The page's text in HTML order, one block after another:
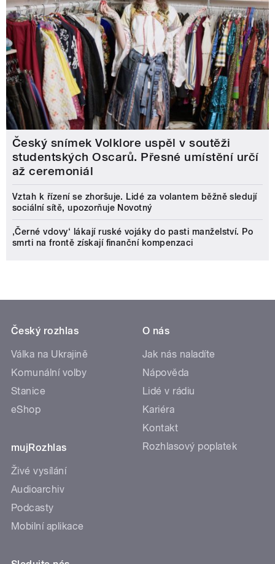
Český snímek Volklore uspěl v soutěži
studentských Oscarů. Přesné umístění určí
až ceremoniál
Vztah k řízení se zhoršuje. Lidé za volantem běžně sledují
sociální sítě, upozorňuje Novotný
‚Černé vdovy‘ lákají ruské vojáky do pasti manželství. Po
smrti na frontě získají finanční kompenzaci
Český rozhlas
Válka na Ukrajině
Komunální volby
Stanice
eShop
mujRozhlas
Živé vysílání
Audioarchiv
Podcasty
Mobilní aplikace
O nás
Jak nás naladíte
Nápověda
Lidé v rádiu
Kariéra
Kontakt
Rozhlasový poplatek